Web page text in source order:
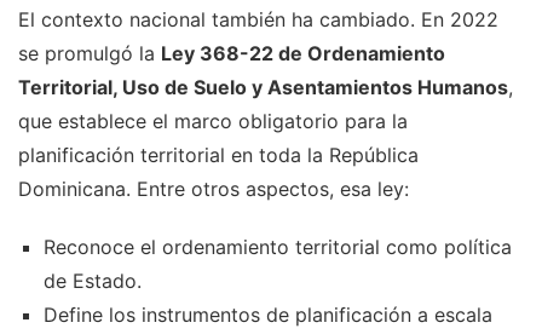
El contexto nacional también ha cambiado. En 2022
se promulgó la Ley 368-22 de Ordenamiento
Territorial, Uso de Suelo y Asentamientos Humanos,
que establece el marco obligatorio para la
planificación territorial en toda la República
Dominicana. Entre otros aspectos, esa ley:
Reconoce el ordenamiento territorial como política
de Estado.
Define los instrumentos de planificación a escala